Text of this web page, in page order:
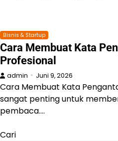
Bisnis & Startup
Cara Membuat Kata
Profesional
admin Juni 9, 2026
Cara Membuat Kata
sangat penting untuk
pembaca.…
Cari